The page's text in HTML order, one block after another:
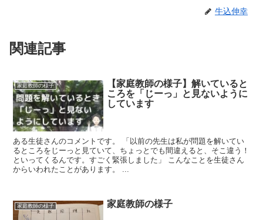
牛込伸幸
関連記事
家庭教師の様子
【家庭教師の様子】解いていると
ころを「じーっ」と見ないように
しています
ある生徒さんのコメントです。 「以前の先生は私が問題を解いてい
るところをじーっと見ていて、ちょっとでも間違えると、そこ違う！
といってくるんです。すごく緊張しました」 こんなことを生徒さん
からいわれたことがあります。 ...
家庭教師の様子 家庭教師の様子